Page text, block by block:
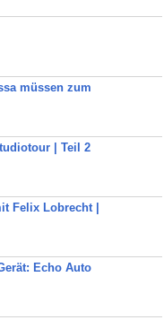
müssen zum
| Teil 2
Felix Lobrecht |
Echo Auto